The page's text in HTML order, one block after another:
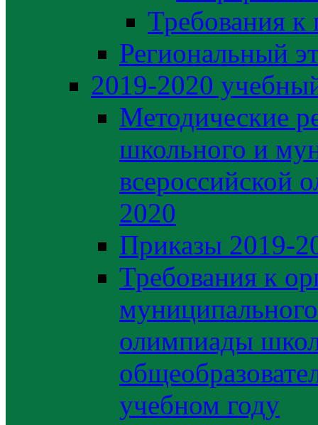
Требования
Региональный
2019-2020
Методические
школьного и
всероссийской
2020
Приказы 2019-
Требования к
олимпиады
учебном году